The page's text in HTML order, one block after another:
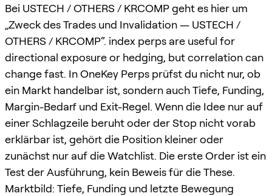
Bei USTECH / OTHERS / KRCOMP geht es hier um
„Zweck des Trades und Invalidation — USTECH /
OTHERS / KRCOMP“. index perps are useful for
directional exposure or hedging, but correlation can
change fast. In OneKey Perps prüfst du nicht nur, ob
ein Markt handelbar ist, sondern auch Tiefe, Funding,
Margin-Bedarf und Exit-Regel. Wenn die Idee nur auf
einer Schlagzeile beruht oder der Stop nicht vorab
erklärbar ist, gehört die Position kleiner oder
zunächst nur auf die Watchlist. Die erste Order ist ein
Test der Ausführung, kein Beweis für die These.
Marktbild: Tiefe, Funding und letzte Bewegung